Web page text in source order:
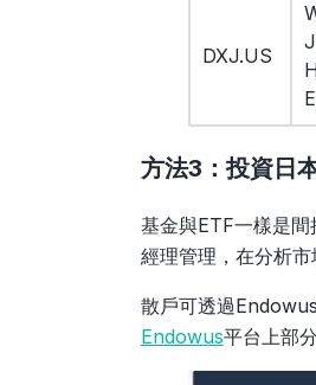
DXJ.US
方法3：投資日
基金與ETF一樣是
經理管理，在分析
散戶可透過
Endowus平台上部